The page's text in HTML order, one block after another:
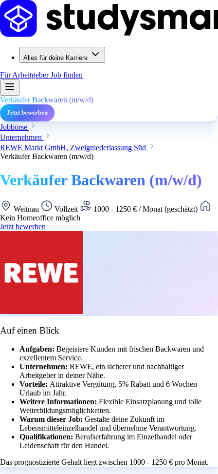
Alles für deine Karriere
Für ArbeitgeberJob finden
Verkäufer Backwaren (m/w/d)
Jetzt bewerben
Jobbörse
Unternehmen
REWE Markt GmbH, Zweigniederlassung Süd
Verkäufer Backwaren (m/w/d)
Verkäufer Backwaren (m/w/d)
Weitnau Vollzeit
1000 - 1250 € / Monat (geschätzt)
Kein Homeoffice möglich
Jetzt bewerben
Auf einen Blick
Aufgaben: Begeistere Kunden mit frischen Backwaren und
exzellentem Service.
Unternehmen: REWE, ein sicherer und nachhaltiger
Arbeitgeber in deiner Nähe.
Vorteile: Attraktive Vergütung, 5% Rabatt und 6 Wochen
Urlaub im Jahr.
Weitere Informationen: Flexible Einsatzplanung und tolle
Weiterbildungsmöglichkeiten.
Warum dieser Job: Gestalte deine Zukunft im
Lebensmitteleinzelhandel und übernehme Verantwortung.
Qualifikationen: Berufserfahrung im Einzelhandel oder
Leidenschaft für den Handel.
Das prognostizierte Gehalt liegt zwischen 1000 - 1250 € pro Monat.